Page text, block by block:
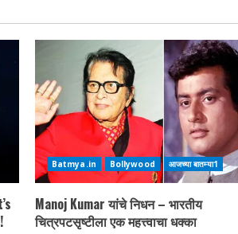
Batmya.in Bollywood आजच्या बातम्या1
Manoj Kumar यांचे निधन – भारतीय
चित्रपटसृष्टीला एक महत्त्वाचा धक्का